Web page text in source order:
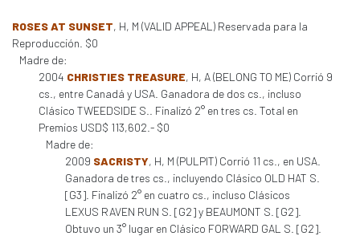
ROSES AT SUNSET, H, M (VALID APPEAL) Reservada para la
Reproducción. $0
Madre de:
2004 CHRISTIES TREASURE, H, A (BELONG TO ME) Corrió 9
cs., entre Canadá y USA. Ganadora de dos cs., incluso
Clásico TWEEDSIDE S.. Finalizó 2° en tres cs. Total en
Premios USD$ 113,602.- $0
Madre de:
2009 SACRISTY, H, M (PULPIT) Corrió 11 cs., en USA.
Ganadora de tres cs., incluyendo Clásico OLD HAT S.
[G3]. Finalizó 2° en cuatro cs., incluso Clásicos
LEXUS RAVEN RUN S. [G2] y BEAUMONT S. [G2].
Obtuvo un 3° lugar en Clásico FORWARD GAL S. [G2].